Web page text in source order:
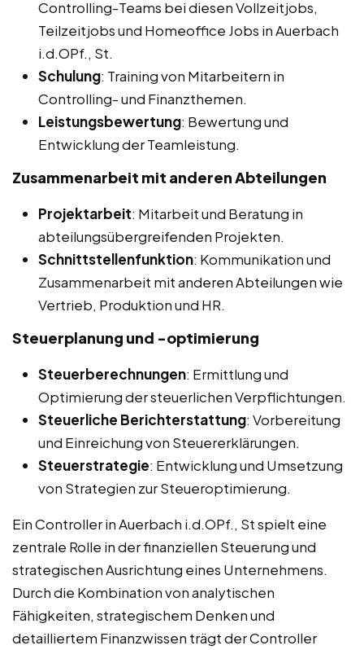
Controlling-Teams bei diesen Vollzeitjobs,
Teilzeitjobs und Homeoffice Jobs in Auerbach
i.d.OPf., St.
Schulung: Training von Mitarbeitern in
Controlling- und Finanzthemen.
Leistungsbewertung: Bewertung und
Entwicklung der Teamleistung.
Zusammenarbeit mit anderen Abteilungen
Projektarbeit: Mitarbeit und Beratung in
abteilungsübergreifenden Projekten.
Schnittstellenfunktion: Kommunikation und
Zusammenarbeit mit anderen Abteilungen wie
Vertrieb, Produktion und HR.
Steuerplanung und -optimierung
Steuerberechnungen: Ermittlung und
Optimierung der steuerlichen Verpflichtungen.
Steuerliche Berichterstattung: Vorbereitung
und Einreichung von Steuererklärungen.
Steuerstrategie: Entwicklung und Umsetzung
von Strategien zur Steueroptimierung.
Ein Controller in Auerbach i.d.OPf., St spielt eine
zentrale Rolle in der finanziellen Steuerung und
strategischen Ausrichtung eines Unternehmens.
Durch die Kombination von analytischen
Fähigkeiten, strategischem Denken und
detailliertem Finanzwissen trägt der Controller